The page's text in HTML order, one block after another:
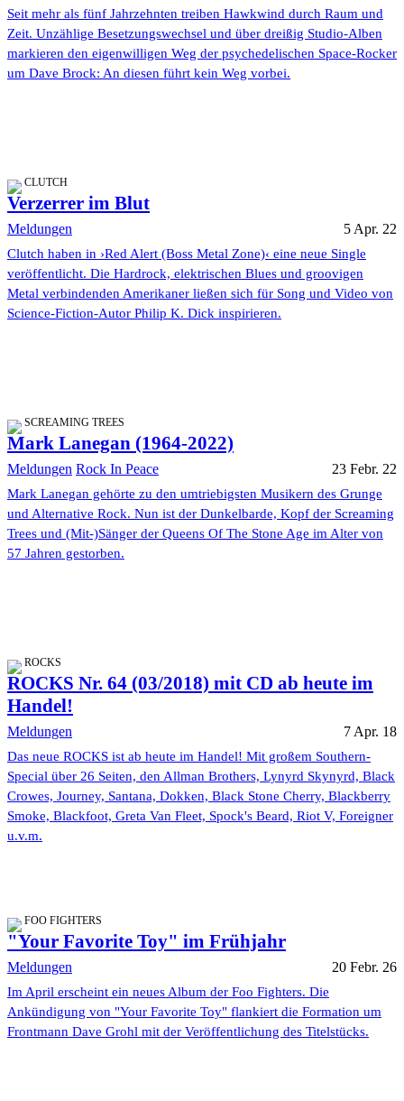
Seit mehr als fünf Jahrzehnten treiben Hawkwind durch Raum und
Zeit. Unzählige Besetzungswechsel und über dreißig Studio-Alben
markieren den eigenwilligen Weg der psychedelischen Space-Rocker
um Dave Brock: An diesen führt kein Weg vorbei.
CLUTCH
Verzerrer im Blut
Meldungen 5 Apr. 22
Clutch haben in ›Red Alert (Boss Metal Zone)‹ eine neue Single
veröffentlicht. Die Hardrock, elektrischen Blues und groovigen
Metal verbindenden Amerikaner ließen sich für Song und Video von
Science-Fiction-Autor Philip K. Dick inspirieren.
SCREAMING TREES
Mark Lanegan (1964-2022)
Meldungen Rock In Peace 23 Febr. 22
Mark Lanegan gehörte zu den umtriebigsten Musikern des Grunge
und Alternative Rock. Nun ist der Dunkelbarde, Kopf der Screaming
Trees und (Mit-)Sänger der Queens Of The Stone Age im Alter von
57 Jahren gestorben.
ROCKS
ROCKS Nr. 64 (03/2018) mit CD ab heute im
Handel!
Meldungen 7 Apr. 18
Das neue ROCKS ist ab heute im Handel! Mit großem Southern-
Special über 26 Seiten, den Allman Brothers, Lynyrd Skynyrd, Black
Crowes, Journey, Santana, Dokken, Black Stone Cherry, Blackberry
Smoke, Blackfoot, Greta Van Fleet, Spock's Beard, Riot V, Foreigner
u.v.m.
FOO FIGHTERS
"Your Favorite Toy" im Frühjahr
Meldungen 20 Febr. 26
Im April erscheint ein neues Album der Foo Fighters. Die
Ankündigung von "Your Favorite Toy" flankiert die Formation um
Frontmann Dave Grohl mit der Veröffentlichung des Titelstücks.